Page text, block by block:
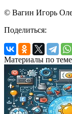
© Вагин Игорь
Поделиться:
Материалы по теме